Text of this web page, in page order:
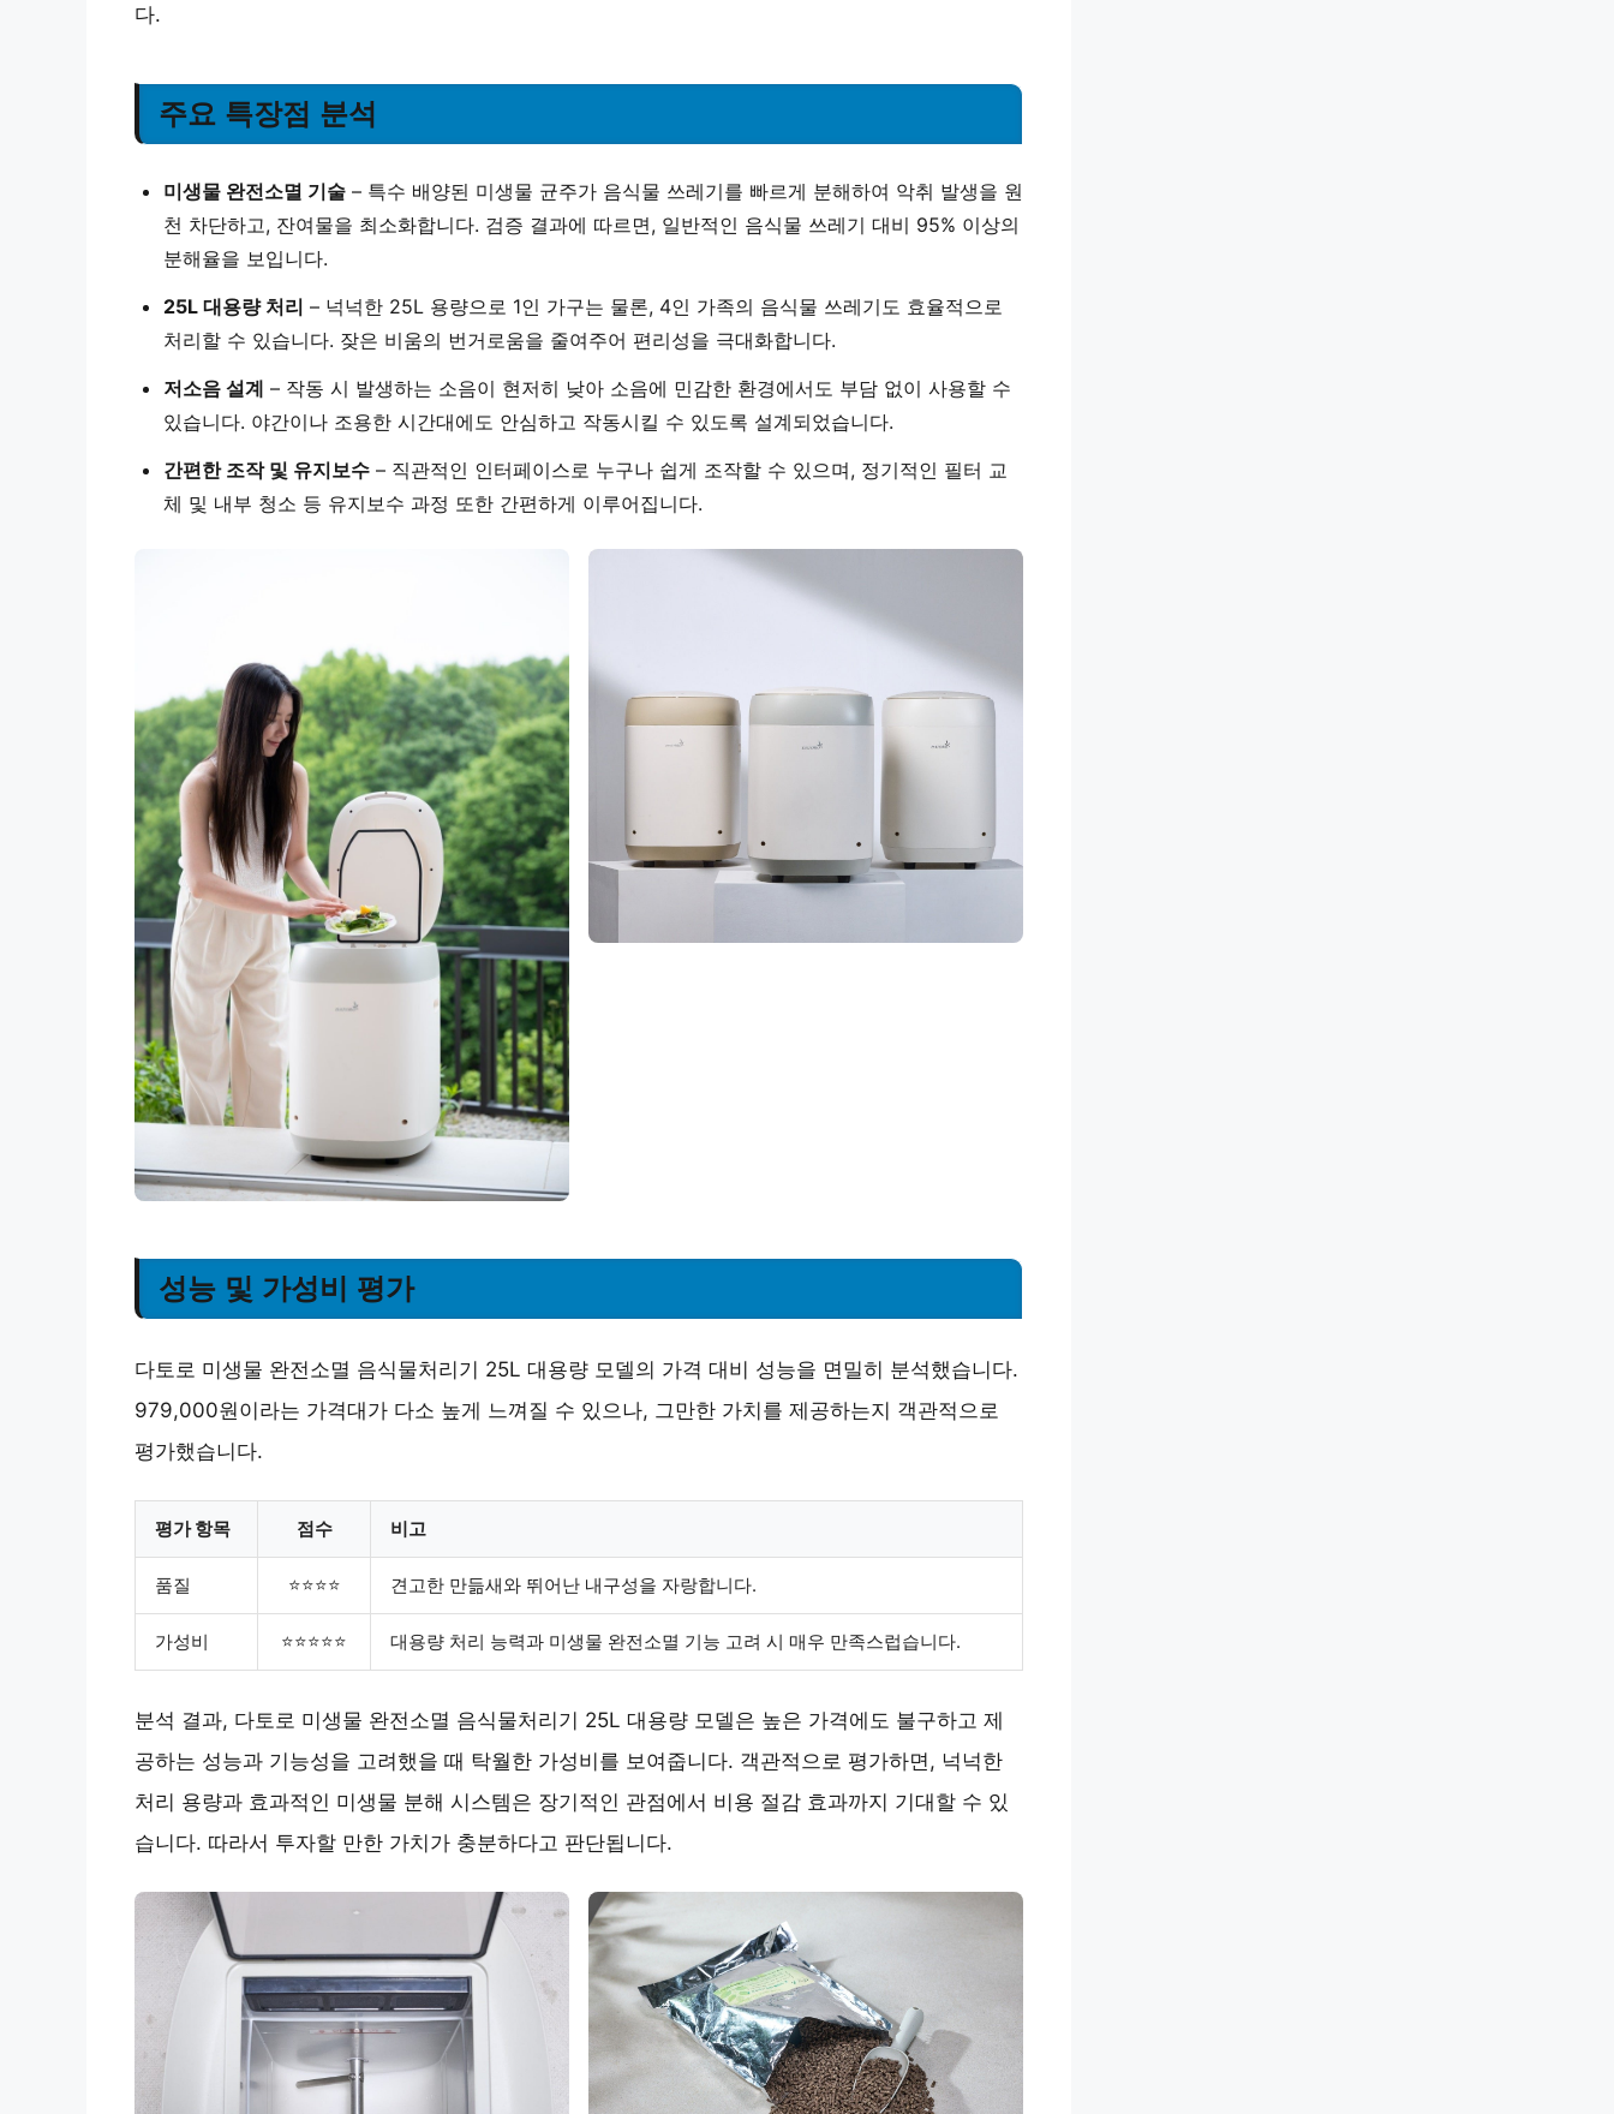
다.
주요 특장점 분석
미생물 완전소멸 기술 – 특수 배양된 미생물 균주가 음식물 쓰레기를 빠르게 분해하여 악취 발생을 원
천 차단하고, 잔여물을 최소화합니다. 검증 결과에 따르면, 일반적인 음식물 쓰레기 대비 95% 이상의
분해율을 보입니다.
25L 대용량 처리 – 넉넉한 25L 용량으로 1인 가구는 물론, 4인 가족의 음식물 쓰레기도 효율적으로
처리할 수 있습니다. 잦은 비움의 번거로움을 줄여주어 편리성을 극대화합니다.
저소음 설계 – 작동 시 발생하는 소음이 현저히 낮아 소음에 민감한 환경에서도 부담 없이 사용할 수
있습니다. 야간이나 조용한 시간대에도 안심하고 작동시킬 수 있도록 설계되었습니다.
간편한 조작 및 유지보수 – 직관적인 인터페이스로 누구나 쉽게 조작할 수 있으며, 정기적인 필터 교
체 및 내부 청소 등 유지보수 과정 또한 간편하게 이루어집니다.
성능 및 가성비 평가
다토로 미생물 완전소멸 음식물처리기 25L 대용량 모델의 가격 대비 성능을 면밀히 분석했습니다.
979,000원이라는 가격대가 다소 높게 느껴질 수 있으나, 그만한 가치를 제공하는지 객관적으로
평가했습니다.
평가 항목 점수 비고
품질 ⭐⭐⭐⭐ 견고한 만듦새와 뛰어난 내구성을 자랑합니다.
가성비 ⭐⭐⭐⭐⭐ 대용량 처리 능력과 미생물 완전소멸 기능 고려 시 매우 만족스럽습니다.
분석 결과, 다토로 미생물 완전소멸 음식물처리기 25L 대용량 모델은 높은 가격에도 불구하고 제
공하는 성능과 기능성을 고려했을 때 탁월한 가성비를 보여줍니다. 객관적으로 평가하면, 넉넉한
처리 용량과 효과적인 미생물 분해 시스템은 장기적인 관점에서 비용 절감 효과까지 기대할 수 있
습니다. 따라서 투자할 만한 가치가 충분하다고 판단됩니다.